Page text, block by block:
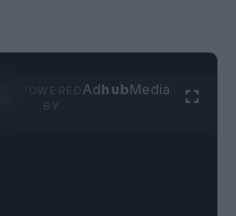
AdhubMedia